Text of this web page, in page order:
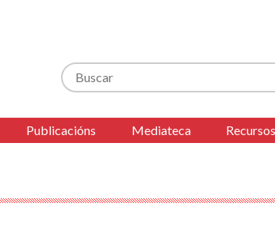
Buscar
Publicacións Mediateca Recursos